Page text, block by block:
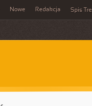
Nowe Redakcja Spis